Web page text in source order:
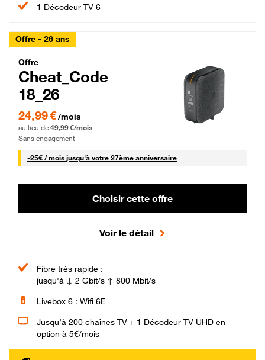
1 Décodeur TV 6
Offre - 26 ans
Cheat_Code Fibre_18_26
Offre
Cheat_Code
18_26
24,99 € par mois pendant 0 mois puis 49,99 € par mois, Sans engagement
24,99 €/mois
au lieu de 49,99 €/mois
Sans engagement
-25€ / mois25 € par mois
jusqu'à votre 27ème anniversaire
Choisir cette offre
Voir le détail
Fibre très rapide :
jusqu'à ↓ 2 Gbit/s ↑ 800 Mbit/s
Livebox 6 : Wifi 6E
Jusqu’à 200 chaînes TV + 1 Décodeur TV UHD en
option à 5€/mois